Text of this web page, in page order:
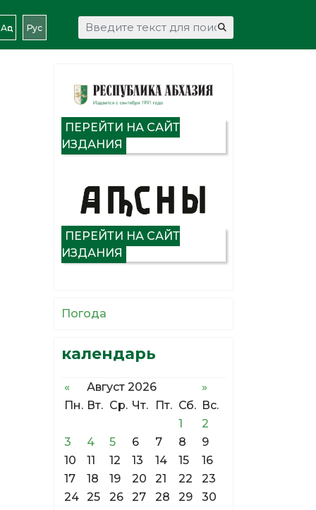
Аԥс Рус Искать...
ПЕРЕЙТИ НА САЙТ
ИЗДАНИЯ
ПЕРЕЙТИ НА САЙТ
ИЗДАНИЯ
Погода
календарь
« Август 2026
»
Пн. Вт. Ср. Чт. Пт. Сб. Вс.
1
2
3
4 5 6 7 8
9
10
11 12 13 14 15
16
17
18 19 20 21 22
23
24
25 26 27 28 29
30